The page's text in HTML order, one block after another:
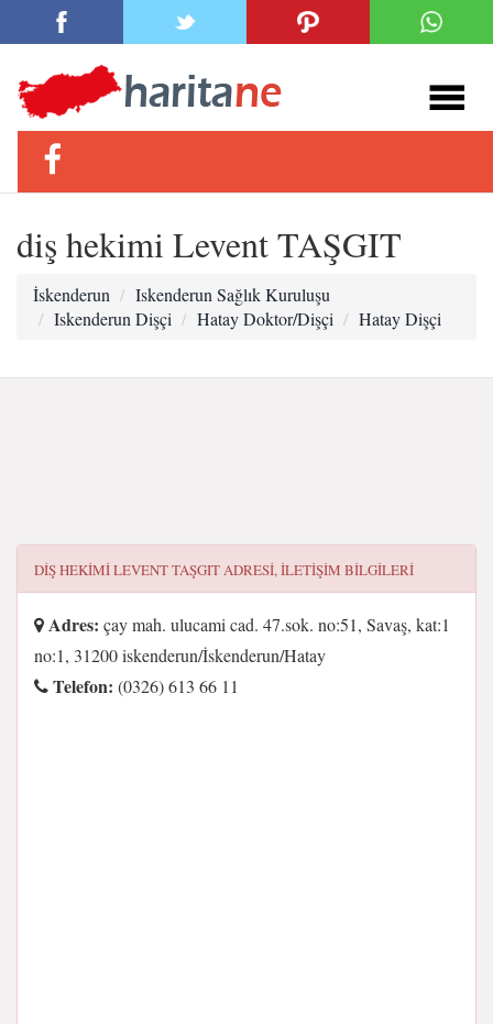
diş hekimi Levent TAŞGIT
İskenderun
Iskenderun Sağlık Kuruluşu
Iskenderun Dişçi
Hatay Doktor/Dişçi Hatay Dişçi
DIŞ HEKIMI LEVENT TAŞGITADRESI, ILETIŞIM BILGILERI
Adres: çay mah. ulucami cad. 47.sok. no:51, Savaş, kat:1
no:1, 31200 iskenderun/İskenderun/Hatay
Telefon: (0326) 613 66 11